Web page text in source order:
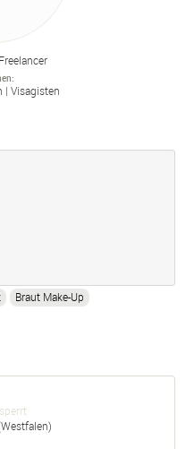
Visagisten
Braut Make-Up